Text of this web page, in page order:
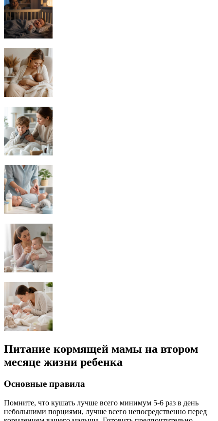
Питание кормящей мамы на втором
месяце жизни ребенка
Основные правила
Помните, что кушать лучше всего минимум 5-6 раз в день
небольшими порциями, лучше всего непосредственно перед